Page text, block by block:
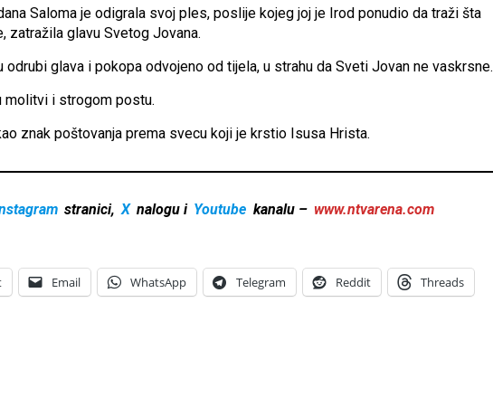
Saloma je odigrala svoj ples, poslije kojeg joj je Irod ponudio da traži šta
zatražila glavu Svetog Jovana.
glava i pokopa odvojeno od tijela, u strahu da Sveti Jovan ne vaskrsne.
molitvi i strogom postu.
znak poštovanja prema svecu koji je krstio Isusa Hrista.
stranici, X nalogu i Youtube kanalu – www.ntvarena.com
Email WhatsApp Telegram Reddit Threads